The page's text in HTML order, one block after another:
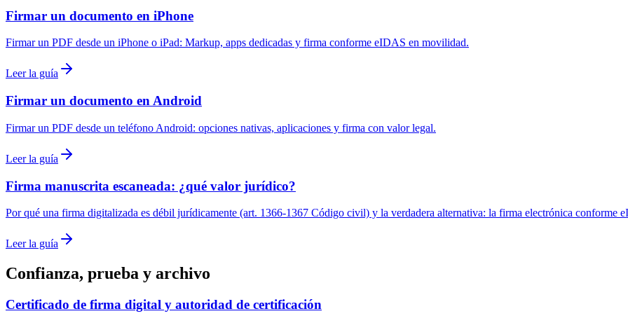
Firmar un documento en iPhone
Firmar un PDF desde un iPhone o iPad: Markup, apps dedicadas y firma conforme eIDAS en movilidad.
Leer la guía
Firmar un documento en Android
Firmar un PDF desde un teléfono Android: opciones nativas, aplicaciones y firma con valor legal.
Leer la guía
Firma manuscrita escaneada: ¿qué valor jurídico?
Por qué una firma digitalizada es débil jurídicamente (art. 1366-1367 Código civil) y la verdadera alternativa: la firma electrónica conforme
Leer la guía
Confianza, prueba y archivo
Certificado de firma digital y autoridad de certificación